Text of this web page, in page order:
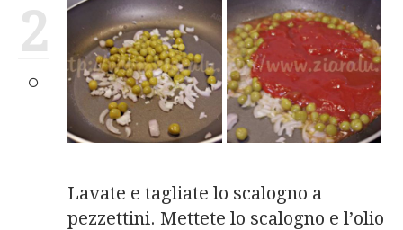
2
Lavate e tagliate lo scalogno a
pezzettini. Mettete lo scalogno e l’olio